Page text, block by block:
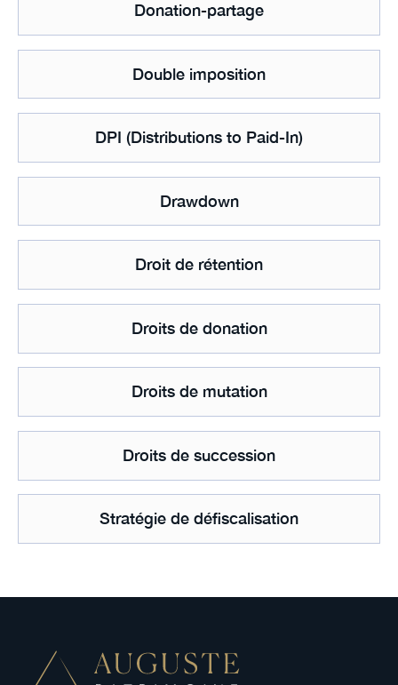
Donation-partage
Double imposition
DPI (Distributions to Paid-In)
Drawdown
Droit de rétention
Droits de donation
Droits de mutation
Droits de succession
Stratégie de défiscalisation